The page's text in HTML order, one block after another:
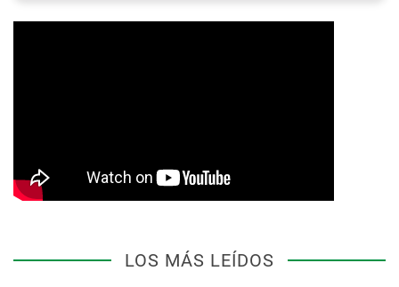
LOS MÁS LEÍDOS